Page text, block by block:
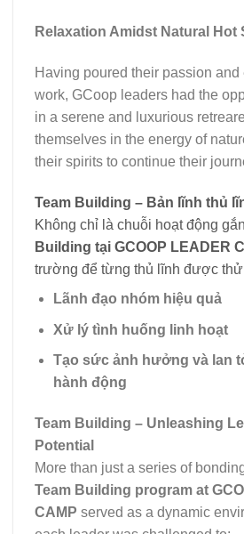
Relaxation Amidst Natural Hot
Having poured their passion
work, GCoop leaders had the
in a serene and luxurious
themselves in the energy of
their spirits to continue their
Team Building – Bản lĩnh thủ
Không chỉ là chuỗi hoạt động
Building tại GCOOP LEADER
trường để từng thủ lĩnh được thử
Lãnh đạo nhóm hiệu quả
Xử lý tình huống linh hoạt
Tạo sức ảnh hưởng và lan
hành động
Team Building – Unleashing
Potential
More than just a series of
Team Building program at
CAMP served as a dynamic